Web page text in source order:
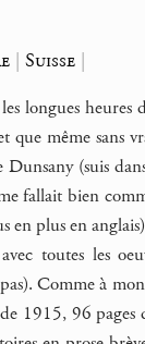
|Suisse |
longues
même sans
(suis
fallait bien
en plus en
toutes les
Comme à
1915, 96 pages